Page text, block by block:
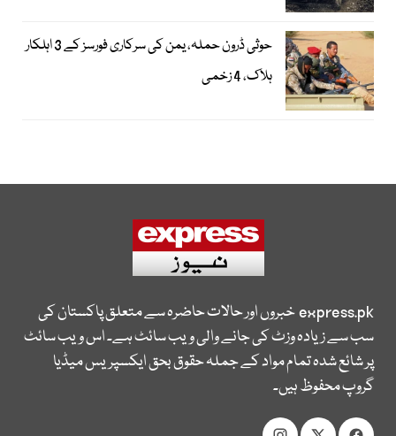
حوثی ڈرون حملہ، یمن کی سرکاری فورسز کے 3 اہلکار
ہلاک، 4 زخمی
express.pkخبروں اور حالات حاضرہ سے متعلق پاکستان کی
سب سے زیادہ وزٹ کی جانے والی ویب سائٹ ہے۔ اس ویب سائٹ
پر شائع شدہ تمام مواد کے جملہ حقوق بحق ایکسپریس میڈیا
گروپ محفوظ ہیں۔